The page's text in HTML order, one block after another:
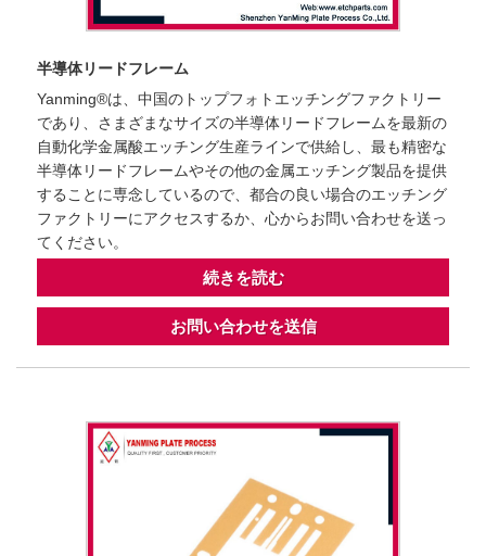
半導体リードフレーム
Yanming®は、中国のトップフォトエッチングファクトリー
であり、さまざまなサイズの半導体リードフレームを最新の
自動化学金属酸エッチング生産ラインで供給し、最も精密な
半導体リードフレームやその他の金属エッチング製品を提供
することに専念しているので、都合の良い場合のエッチング
ファクトリーにアクセスするか、心からお問い合わせを送っ
てください。
続きを読む
お問い合わせを送信